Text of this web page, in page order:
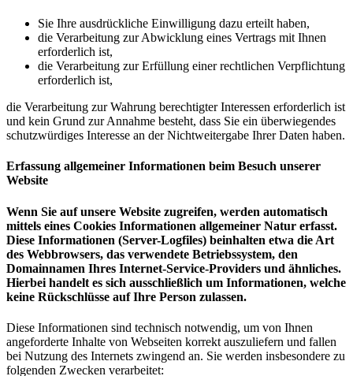
Sie Ihre ausdrückliche Einwilligung dazu erteilt haben,
die Verarbeitung zur Abwicklung eines Vertrags mit Ihnen
erforderlich ist,
die Verarbeitung zur Erfüllung einer rechtlichen Verpflichtung
erforderlich ist,
die Verarbeitung zur Wahrung berechtigter Interessen erforderlich ist
und kein Grund zur Annahme besteht, dass Sie ein überwiegendes
schutzwürdiges Interesse an der Nichtweitergabe Ihrer Daten haben.
Erfassung allgemeiner Informationen beim Besuch unserer
Website
Wenn Sie auf unsere Website zugreifen, werden automatisch
mittels eines Cookies Informationen allgemeiner Natur erfasst.
Diese Informationen (Server-Logfiles) beinhalten etwa die Art
des Webbrowsers, das verwendete Betriebssystem, den
Domainnamen Ihres Internet-Service-Providers und ähnliches.
Hierbei handelt es sich ausschließlich um Informationen, welche
keine Rückschlüsse auf Ihre Person zulassen.
Diese Informationen sind technisch notwendig, um von Ihnen
angeforderte Inhalte von Webseiten korrekt auszuliefern und fallen
bei Nutzung des Internets zwingend an. Sie werden insbesondere zu
folgenden Zwecken verarbeitet: